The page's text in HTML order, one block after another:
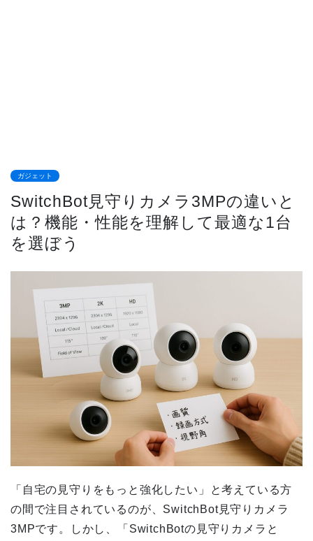
ガジェット
SwitchBot見守りカメラ3MPの違いと
は？機能・性能を理解して最適な1台
を選ぼう
「自宅の見守りをもっと強化したい」と考えている方
の間で注目されているのが、SwitchBot見守りカメラ
3MPです。しかし、「SwitchBotの見守りカメラと